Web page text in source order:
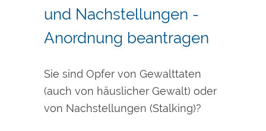
und Nachstellungen -
Anordnung beantragen
Sie sind Opfer von Gewalttaten
(auch von häuslicher Gewalt) oder
von Nachstellungen (Stalking)?